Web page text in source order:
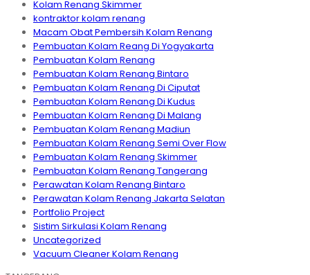
Kolam Renang Skimmer
kontraktor kolam renang
Macam Obat Pembersih Kolam Renang
Pembuatan Kolam Reang Di Yogyakarta
Pembuatan Kolam Renang
Pembuatan Kolam Renang Bintaro
Pembuatan Kolam Renang Di Ciputat
Pembuatan Kolam Renang Di Kudus
Pembuatan Kolam Renang Di Malang
Pembuatan Kolam Renang Madiun
Pembuatan Kolam Renang Semi Over Flow
Pembuatan Kolam Renang Skimmer
Pembuatan Kolam Renang Tangerang
Perawatan Kolam Renang Bintaro
Perawatan Kolam Renang Jakarta Selatan
Portfolio Project
Sistim Sirkulasi Kolam Renang
Uncategorized
Vacuum Cleaner Kolam Renang